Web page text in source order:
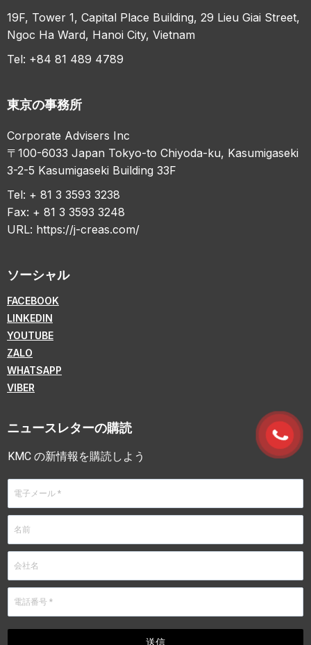
19F, Tower 1, Capital Place Building, 29 Lieu Giai Street,
Ngoc Ha Ward, Hanoi City, Vietnam
Tel: +84 81 489 4789
東京の事務所
Corporate Advisers Inc
〒100-6033 Japan Tokyo-to Chiyoda-ku, Kasumigaseki
3-2-5 Kasumigaseki Building 33F
Tel: + 81 3 3593 3238
Fax: + 81 3 3593 3248
URL: https://j-creas.com/
ソーシャル
FACEBOOK
LINKEDIN
YOUTUBE
ZALO
WHATSAPP
VIBER
ニュースレターの購読
KMC の新情報を購読しよう